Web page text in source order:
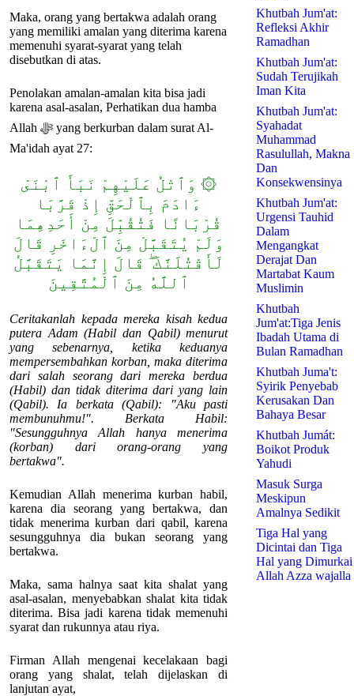
Maka, orang yang bertakwa adalah orang
yang memiliki amalan yang diterima karena
memenuhi syarat-syarat yang telah
disebutkan di atas.
Penolakan amalan-amalan kita bisa jadi
karena asal-asalan, Perhatikan dua hamba
Allah ﷻ yang berkurban dalam surat Al-
Ma'idah ayat 27:
۞ وَٱتْلُ عَلَيْهِمْ نَبَأَ ٱبْنَىْ
ءَادَمَ بِٱلْحَقِّ إِذْ قَرَّبَا
قُرْبَانًا فَتُقُبِّلَ مِنْ أَحَدِهِمَا
وَلَمْ يُتَقَبَّلْ مِنَ ٱلْءَاخَرِ قَالَ
لَأَقْتُلَنَّكَ ۖ قَالَ إِنَّمَا يَتَقَبَّلُ
ٱللَّهُ مِنَ ٱلْمُتَّقِينَ
Ceritakanlah kepada mereka kisah kedua
putera Adam (Habil dan Qabil) menurut
yang sebenarnya, ketika keduanya
mempersembahkan korban, maka diterima
dari salah seorang dari mereka berdua
(Habil) dan tidak diterima dari yang lain
(Qabil). Ia berkata (Qabil): "Aku pasti
membunuhmu!". Berkata Habil:
"Sesungguhnya Allah hanya menerima
(korban) dari orang-orang yang
bertakwa".
Kemudian Allah menerima kurban habil,
karena dia seorang yang bertakwa, dan
tidak menerima kurban dari qabil, karena
sesungguhnya dia bukan seorang yang
bertakwa.
Maka, sama halnya saat kita shalat yang
asal-asalan, menyebabkan shalat kita tidak
diterima. Bisa jadi karena tidak memenuhi
syarat dan rukunnya atau riya.
Firman Allah mengenai kecelakaan bagi
orang yang shalat, telah dijelaskan di
lanjutan ayat,
Khutbah Jum'at:
Refleksi Akhir
Ramadhan
Khutbah Jum'at:
Sudah Terujikah
Iman Kita
Khutbah Jum'at:
Syahadat
Muhammad
Rasulullah, Makna
Dan
Konsekwensinya
Khutbah Jum'at:
Urgensi Tauhid
Dalam
Mengangkat
Derajat Dan
Martabat Kaum
Muslimin
Khutbah
Jum'at:Tiga Jenis
Ibadah Utama di
Bulan Ramadhan
Khutbah Juma't:
Syirik Penyebab
Kerusakan Dan
Bahaya Besar
Khutbah Jumát:
Boikot Produk
Yahudi
Masuk Surga
Meskipun
Amalnya Sedikit
Tiga Hal yang
Dicintai dan Tiga
Hal yang Dimurkai
Allah Azza wajalla